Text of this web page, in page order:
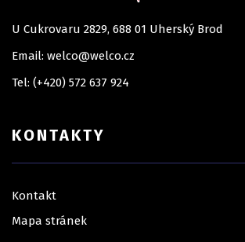
U Cukrovaru 2829, 688 01 Uherský Brod
Email: welco@welco.cz
Tel: (+420) 572 637 924
KONTAKTY
Kontakt
Mapa stránek